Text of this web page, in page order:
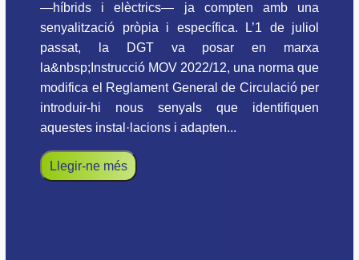
—híbrids i elèctrics— ja compten amb una
senyalització pròpia i específica. L’1 de juliol
passat, la DGT va posar en marxa
la&nbsp;Instrucció MOV 2022/12, una norma que
modifica el Reglament General de Circulació per
introduir-hi nous senyals que identifiquen
aquestes instal·lacions i adapten...
Llegir-ne més